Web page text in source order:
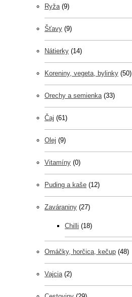
Ryža (9)
Šťavy (9)
Nátierky (14)
Koreniny, vegeta, bylinky (50)
Orechy a semienka (33)
Čaj (61)
Olej (9)
Vitamíny (0)
Puding a kaše (12)
Zaváraniny (27)
Chilli (18)
Omáčky, horčica, kečup (48)
Vajcia (2)